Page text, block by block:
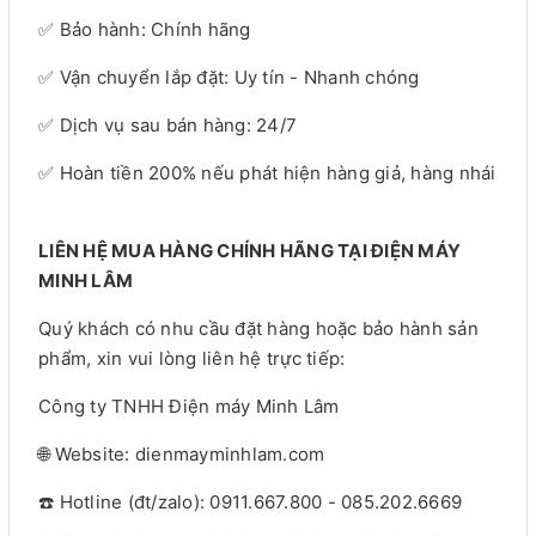
✅ Bảo hành: Chính hãng
✅ Vận chuyển lắp đặt: Uy tín - Nhanh chóng
✅ Dịch vụ sau bán hàng: 24/7
✅ Hoàn tiền 200% nếu phát hiện hàng giả, hàng nhái
LIÊN HỆ MUA HÀNG CHÍNH HÃNG TẠI ĐIỆN MÁY
MINH LÂM
Quý khách có nhu cầu đặt hàng hoặc bảo hành sản
phẩm, xin vui lòng liên hệ trực tiếp:
Công ty TNHH Điện máy Minh Lâm
🌐 Website: dienmayminhlam.com
☎️ Hotline (đt/zalo): 0911.667.800 - 085.202.6669